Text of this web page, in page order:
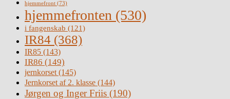
hjemmefront (73)
hjemmefronten (530)
i fangenskab (121)
IR84 (368)
IR85 (143)
IR86 (149)
jernkorset(145)
Jernkorset af 2. klasse (144)
Jørgen og Inger Friis (190)